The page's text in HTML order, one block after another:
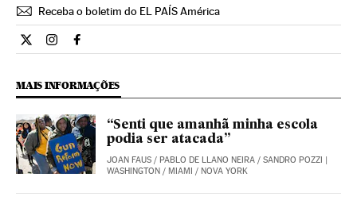
Receba o boletim do EL PAÍS América
Internacional El País Brasil en Twitter
Internacional El País Brasil en Instagram
Internacional El País Brasil en Facebook
MAIS INFORMAÇÕES
“Senti que amanhã minha escola
podia ser atacada”
JOAN FAUS / PABLO DE LLANO NEIRA / SANDRO POZZI |
WASHINGTON / MIAMI / NOVA YORK